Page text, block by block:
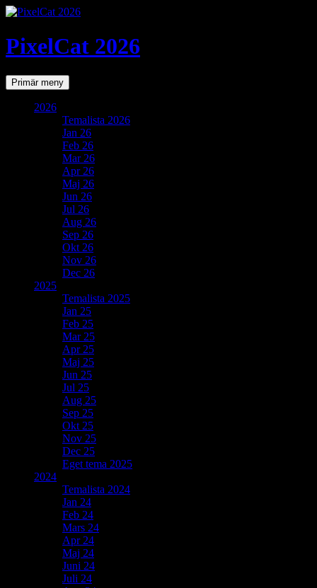
PixelCat 2026
SökPrimär meny Gå
till
2026
Temalista 2026
Jan 26
Feb 26
Mar 26
Apr 26
Maj 26
Jun 26
Jul 26
Aug 26
Sep 26
Okt 26
Nov 26
Dec 26
2025
Temalista 2025
Jan 25
Feb 25
Mar 25
Apr 25
Maj 25
Jun 25
Jul 25
Aug 25
Sep 25
Okt 25
Nov 25
Dec 25
Eget tema 2025
2024
Temalista 2024
Jan 24
Feb 24
Mars 24
Apr 24
Maj 24
Juni 24
Juli 24